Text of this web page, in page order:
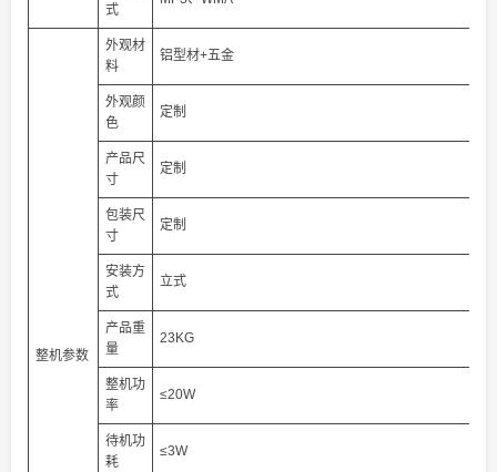
式
整机参数
外观材
料
铝型材+五金
外观颜
色
定制
产品尺
寸
定制
包装尺
寸
定制
安装方
式
立式
产品重
量
23KG
整机功
率
≤20W
待机功
耗
≤3W